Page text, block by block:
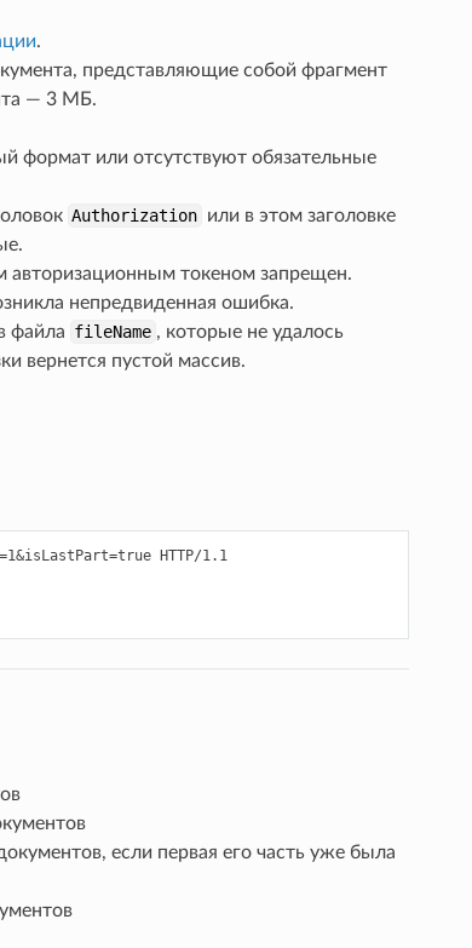
.
представляющие собой фрагмент
— 3 МБ.
формат или отсутствуют обязательные
Authorization или в этом заголовке
авторизационным токеном запрещен.
непредвиденная ошибка.
файла fileName , которые не удалось
вернется пустой массив.
HTTP/1.1
если первая его часть уже была